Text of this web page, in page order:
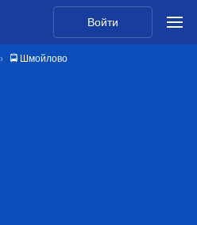
Войти
🚍 Шмойлово